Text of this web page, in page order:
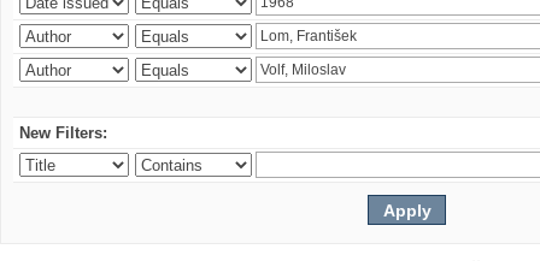
New Filters: